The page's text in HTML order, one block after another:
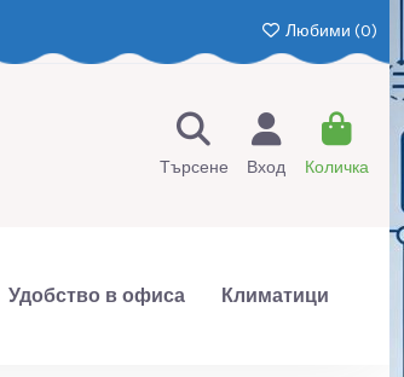
Любими (0)
Търсене Вход Количка
Удобство в офиса Климатици